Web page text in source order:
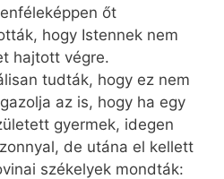
őt
hogy Istennek nem
hajtott végre.
tudták, hogy ez nem
az is, hogy ha egy
gyermek, idegen
de utána el kellett
székelyek mondták: